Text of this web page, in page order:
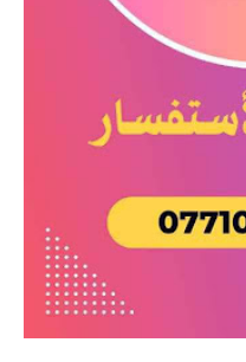
المرحلة الاعدادية
ملازم دراسية
المرحلة الابتدائية
المرحلة الاعدادية
المرحلة الابتدائية